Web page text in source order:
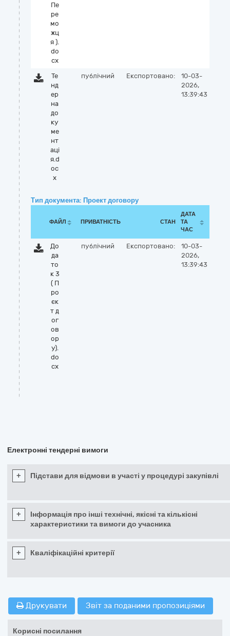
Пе
ре
мо
жц
я ).
do
cx
Те
нд
ер
на
до
ку
ме
нт
аці
я.d
oc
x
публічний Експортовано:
10-03-
2026,
13:39:43
Тип документа: Проект договору
ФАЙЛ ПРИВАТНІСТЬ СТАН
ДАТА
ТА
ЧАС
До
да
то
к 3
( П
ро
єк
т д
ог
ов
ор
у).
do
cx
публічний Експортовано:
10-03-
2026,
13:39:43
Електронні тендерні вимоги
+ Підстави для відмови в участі у процедурі закупівлі
+
Інформація про інші технічні, якісні та кількісні
характеристики та вимоги до учасника
+ Кваліфікаційні критерії
Друкувати Звіт за поданими пропозиціями
Корисні посилання